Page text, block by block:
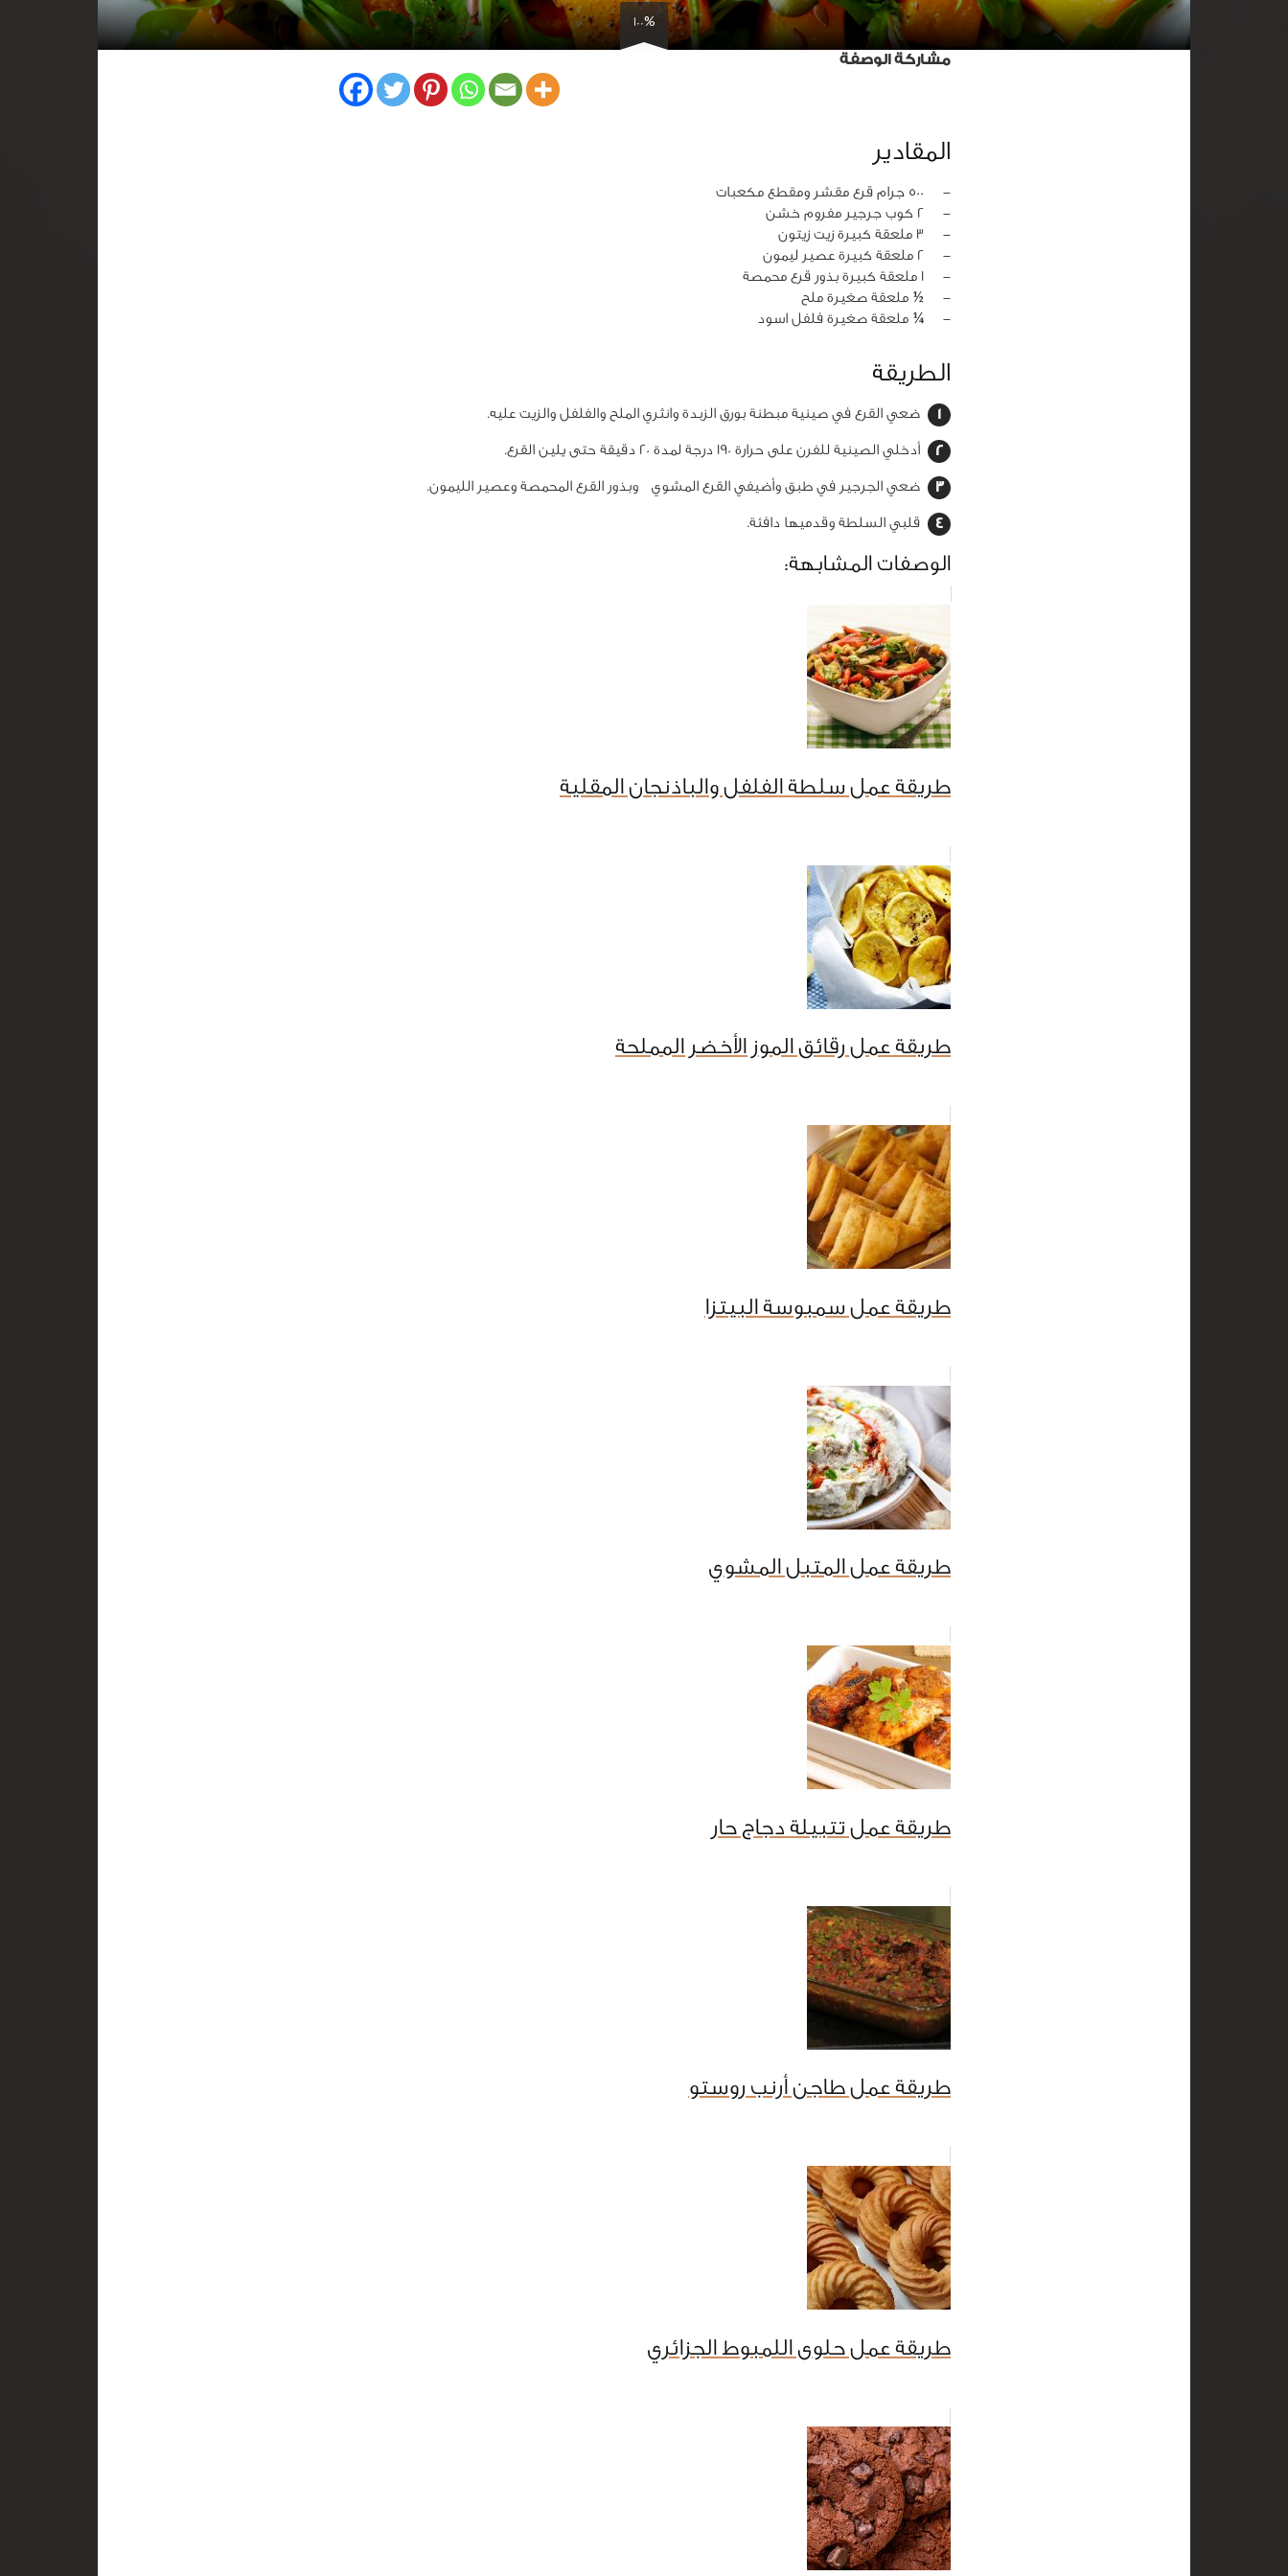
100%
مشاركة الوصفة
المقادير
‏-
500 جرام قرع مقشر ومقطع مكعبات
‏-
2 كوب جرجير مفروم خشن
‏-
3 ملعقة كبيرة زيت زيتون
‏-
2 ملعقة كبيرة عصير ليمون
‏-
1 ملعقة كبيرة بذور قرع محمصة
‏-
½ ملعقة صغيرة ملح
‏-
¼ ملعقة صغيرة فلفل اسود
الطريقة
ضعي القرع في صينية مبطنة بورق الزبدة وانثري الملح والفلفل والزيت عليه.
أدخلي الصينية للفرن على حرارة 190 درجة لمدة 20 دقيقة حتى يلين القرع.
ضعي الجرجير في طبق وأضيفي القرع المشوي وبذور القرع المحمصة وعصير الليمون.
قلبي السلطة وقدميها دافئة.
الوصفات المشابهة:
طريقة عمل سلطة الفلفل والباذنجان المقلية
طريقة عمل رقائق الموز الأخضر المملحة
طريقة عمل سمبوسة البيتزا
طريقة عمل المتبل المشوي
طريقة عمل تتبيلة دجاج حار
طريقة عمل طاجن أرنب روستو
طريقة عمل حلوى اللمبوط الجزائري